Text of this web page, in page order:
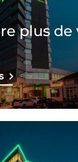
plus de